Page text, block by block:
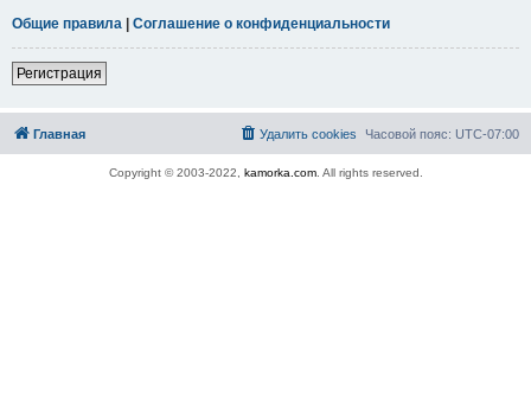
Общие правила | Соглашение о конфиденциальности
Регистрация
Главная Часовой пояс: UTC-07:00
Удалить cookies
Copyright © 2003-2022, kamorka.com. All rights reserved.